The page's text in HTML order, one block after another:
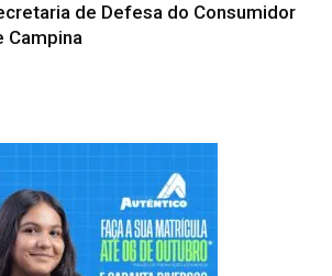
de Defesa do Consumidor
Campina